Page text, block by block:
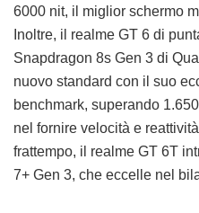
6000 nit, il miglior schermo
Inoltre, il realme GT 6 di
Snapdragon 8s Gen 3 di
nuovo standard con il suo
benchmark, superando
nel fornire velocità e
frattempo, il realme GT 6T
7+ Gen 3, che eccelle nel